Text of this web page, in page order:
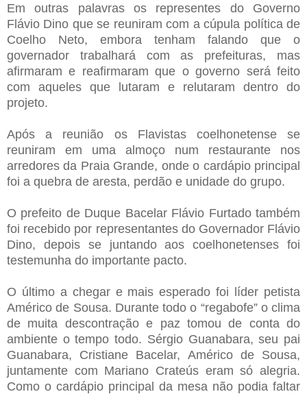
Em outras palavras os representes do Governo
Flávio Dino que se reuniram com a cúpula política de
Coelho Neto, embora tenham falando que o
governador trabalhará com as prefeituras, mas
afirmaram e reafirmaram que o governo será feito
com aqueles que lutaram e relutaram dentro do
projeto.
Após a reunião os Flavistas coelhonetense se
reuniram em uma almoço num restaurante nos
arredores da Praia Grande, onde o cardápio principal
foi a quebra de aresta, perdão e unidade do grupo.
O prefeito de Duque Bacelar Flávio Furtado também
foi recebido por representantes do Governador Flávio
Dino, depois se juntando aos coelhonetenses foi
testemunha do importante pacto.
O último a chegar e mais esperado foi líder petista
Américo de Sousa. Durante todo o “regabofe” o clima
de muita descontração e paz tomou de conta do
ambiente o tempo todo. Sérgio Guanabara, seu pai
Guanabara, Cristiane Bacelar, Américo de Sousa,
juntamente com Mariano Crateús eram só alegria.
Como o cardápio principal da mesa não podia faltar